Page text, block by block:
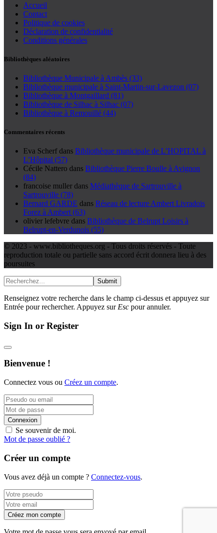
Accueil
Contact
Politique de cookies
Déclaration de confidentialité
Conditions générales
Bibliothèques aléatoires
Bibliothèque Municipale à Ambès (33)
Bibliothèque municipale à Saint-Martin-sur-Lavezon (07)
Bibliothèque à Montgaillard (81)
Bibliothèque de Silhac à Silhac (07)
Bibliothèque à Remouillé (44)
Commentaires récents
Eva Scherf dans Bibliothèque municipale de L’HOPITAL à
L’Hôpital (57)
Cécile Nattero dans Bibliothèque Pierre Boulle à Avignon
(84)
francoise muller dans Médiathèque de Sartrouville à
Sartrouville (78)
Bernard GARDE dans Réseau de lecture Ambert Livradois
Forez à Ambert (63)
olivier lefebvre dans Bibliothèque de Belrupt Loisirs à
Belrupt-en-Verdunois (55)
© 2023 - www.bibliotheques.org - Tous droits réservés - Toute
reproduction totale ou partielle sans accord écrit donnera lieu à des
poursuites
Submit
Renseignez votre recherche dans le champ ci-dessus et appuyez sur
Entrée pour rechercher. Appuyez sur Esc pour annuler.
Sign In or Register
Bienvenue !
Connectez vous ou Créez un compte.
Connexion
Se souvenir de moi.
Mot de passe oublié ?
Créer un compte
Vous avez déjà un compte ? Connectez-vous.
Créez mon compte